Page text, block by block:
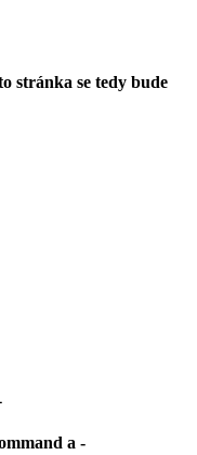
stránka se tedy bude
a -